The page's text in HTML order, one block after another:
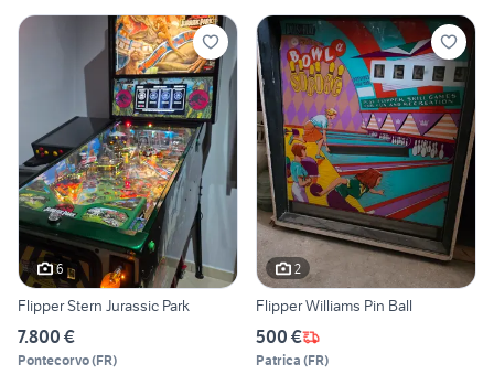
6
Flipper Stern Jurassic Park
7.800 €
Pontecorvo(FR)
2
Flipper Williams Pin Ball
500 €
Patrica (FR)